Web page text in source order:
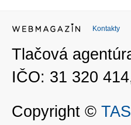
Kontakty
Tlačová
IČO: 31 320
Copyright ©